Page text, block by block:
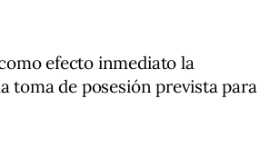
efecto inmediato la
toma de posesión prevista para